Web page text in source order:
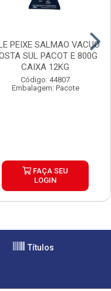
PEIXE SALMAO VACUO
SUL PACOT E 800G
CAIXA 12KG
Código: 44807
Embalagem: Pacote
FAÇA SEU
LOGIN
Títulos